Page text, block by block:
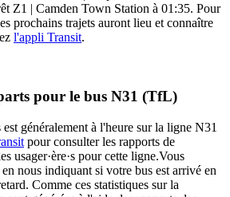
Z1 | Camden Town Station à 01:35. Pour
prochains trajets auront lieu et connaître
l'appli Transit.
pour le bus N31 (TfL)
généralement à l'heure sur la ligne N31
pour consulter les rapports de
usager·ère·s pour cette ligne.Vous
nous indiquant si votre bus est arrivé en
Comme ces statistiques sur la